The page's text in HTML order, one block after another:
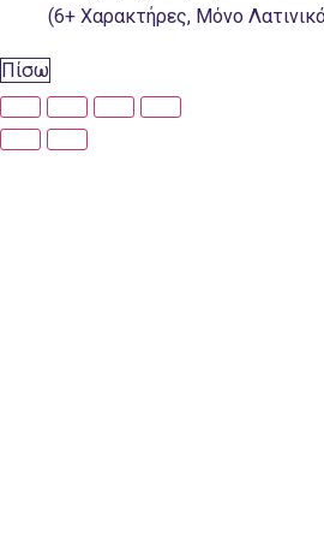
(6+ Χαρακτήρες, Μόνο
Πίσω